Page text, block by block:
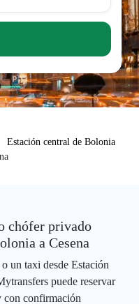
Estación central de Bolonia
chófer privado
a Cesena
un taxi desde Estación
puede reservar
con confirmación